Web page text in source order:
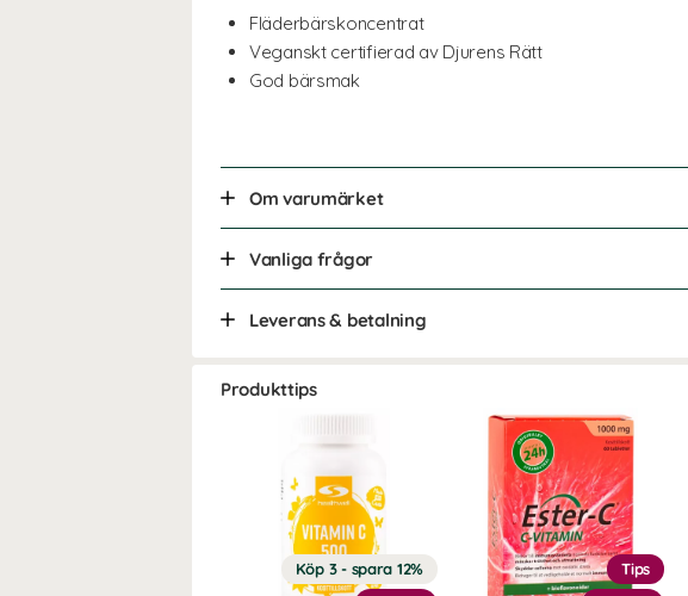
Fläderbärskoncentrat
Veganskt certifierad av Djurens Rätt
God bärsmak
Om varumärket
Vanliga frågor
Leverans & betalning
Produkttips
Köp 3 - spara 12% Tips